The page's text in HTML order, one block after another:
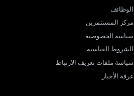
الوظائف
مركز المستثمرين
سياسة الخصوصية
الشروط القياسية
سياسة ملفات تعريف الارتباط
غرفة الأخبار